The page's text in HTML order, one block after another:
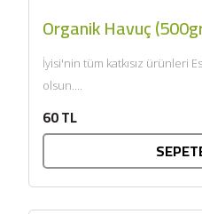
Organik Havuç
İyisi'nin tüm katkısız ürünleri
olsun....
60 TL